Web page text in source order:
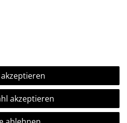
• Alle Rechte vorbehalten.
akzeptieren